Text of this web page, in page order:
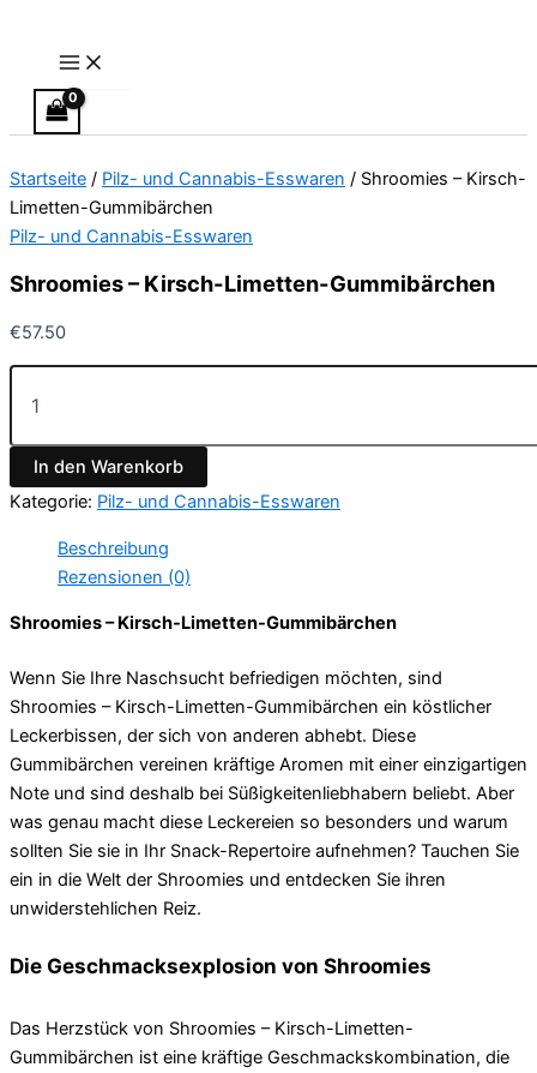
springen
Startseite / Pilz- und Cannabis-Esswaren / Shroomies – Kirsch-
Limetten-Gummibärchen
Pilz- und Cannabis-Esswaren
Shroomies – Kirsch-Limetten-Gummibärchen
€57.50
Kirsch-
Gummibärchen
Menge
In den Warenkorb
Kategorie: Pilz- und Cannabis-Esswaren
Beschreibung
Rezensionen (0)
Shroomies – Kirsch-Limetten-Gummibärchen
Wenn Sie Ihre Naschsucht befriedigen möchten, sind
Shroomies – Kirsch-Limetten-Gummibärchen ein köstlicher
Leckerbissen, der sich von anderen abhebt. Diese
Gummibärchen vereinen kräftige Aromen mit einer einzigartigen
Note und sind deshalb bei Süßigkeitenliebhabern beliebt. Aber
was genau macht diese Leckereien so besonders und warum
sollten Sie sie in Ihr Snack-Repertoire aufnehmen? Tauchen Sie
ein in die Welt der Shroomies und entdecken Sie ihren
unwiderstehlichen Reiz.
Die Geschmacksexplosion von Shroomies
Das Herzstück von Shroomies – Kirsch-Limetten-
Gummibärchen ist eine kräftige Geschmackskombination, die
Die
auf